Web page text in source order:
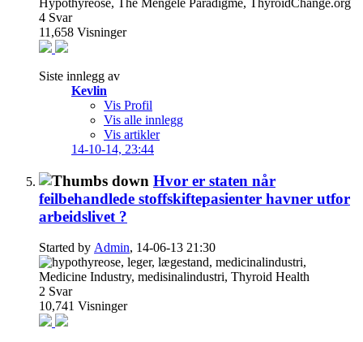
4 Svar
11,658 Visninger
Siste innlegg av
Kevlin
Vis Profil
Vis alle innlegg
Vis artikler
14-10-14, 23:44
Hvor er staten når
feilbehandlede stoffskiftepasienter havner utfor
arbeidslivet ?
Started by Admin, 14-06-13 21:30
2 Svar
10,741 Visninger